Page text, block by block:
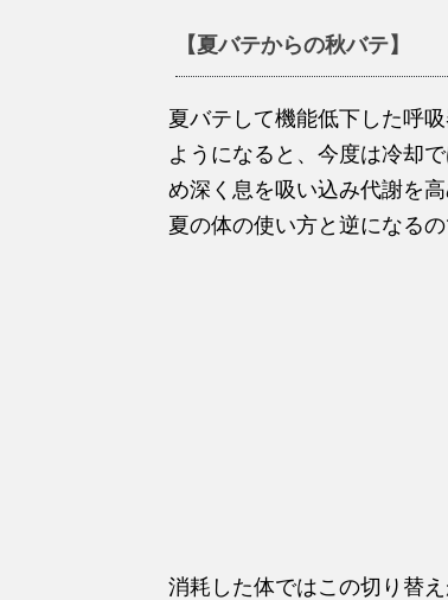
【夏バテからの秋バテ】
夏バテして機能低下した呼
ようになると、今度は冷却
め深く息を吸い込み代謝を
夏の体の使い方と逆になる
消耗した体ではこの切り替